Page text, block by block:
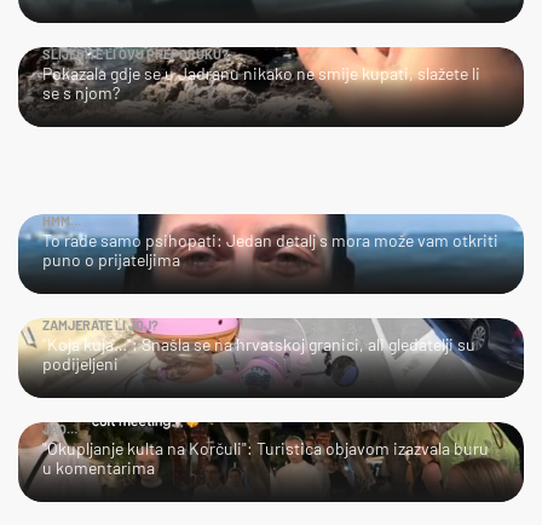
SLIJEDITE LI OVU PREPORUKU?
Pokazala gdje se u Jadranu nikako ne smije kupati, slažete li
se s njom?
HMM…
To rade samo psihopati: Jedan detalj s mora može vam otkriti
puno o prijateljima
ZAMJERATE LI JOJ?
"Koja kuja…": Snašla se na hrvatskoj granici, ali gledatelji su
podijeljeni
JAO…
"Okupljanje kulta na Korčuli": Turistica objavom izazvala buru
u komentarima